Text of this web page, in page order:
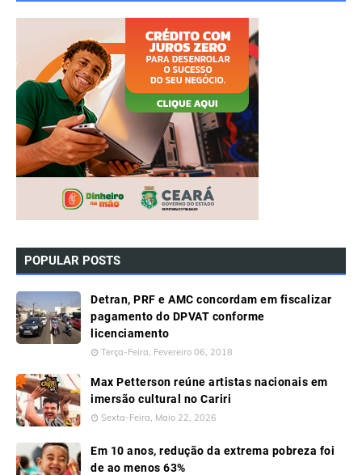
POPULAR POSTS
Detran, PRF e AMC concordam em fiscalizar
pagamento do DPVAT conforme
licenciamento
Terça-Feira, Fevereiro 06, 2018
Max Petterson reúne artistas nacionais em
imersão cultural no Cariri
Sexta-Feira, Maio 22, 2026
Em 10 anos, redução da extrema pobreza foi
de ao menos 63%